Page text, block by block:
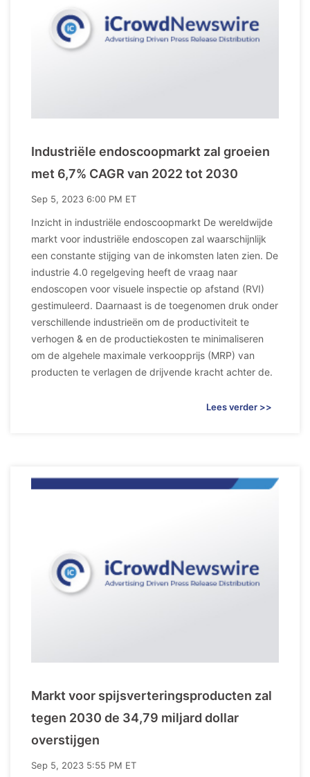
Industriële endoscoopmarkt zal groeien
met 6,7% CAGR van 2022 tot 2030
Sep 5, 2023 6:00 PM ET
Inzicht in industriële endoscoopmarkt De wereldwijde
markt voor industriële endoscopen zal waarschijnlijk
een constante stijging van de inkomsten laten zien. De
industrie 4.0 regelgeving heeft de vraag naar
endoscopen voor visuele inspectie op afstand (RVI)
gestimuleerd. Daarnaast is de toegenomen druk onder
verschillende industrieën om de productiviteit te
verhogen & en de productiekosten te minimaliseren
om de algehele maximale verkoopprijs (MRP) van
producten te verlagen de drijvende kracht achter de.
Lees verder >>
Markt voor spijsverteringsproducten zal
tegen 2030 de 34,79 miljard dollar
overstijgen
Sep 5, 2023 5:55 PM ET